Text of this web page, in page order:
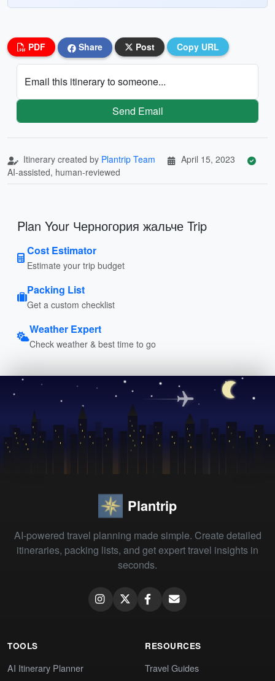
PDF Share Post Copy URL
Email this itinerary to someone...
Send Email
Itinerary created by Plantrip Team
April 15, 2023
AI-assisted, human-reviewed
Plan Your Черногория жальче Trip
Cost Estimator
Estimate your trip budget
Packing List
Get a custom checklist
Weather Expert
Check weather & best time to go
Plantrip
AI-powered travel planning made simple. Create detailed
itineraries, packing lists, and get expert travel insights in
seconds.
TOOLS
AI Itinerary Planner
RESOURCES
Travel Guides